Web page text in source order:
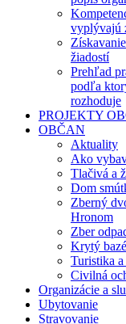
vyplývajú
žiadostí
Prehľad
podľa
rozhoduje
PROJEKTY
OBČAN
Aktuality
Ako
Tlačivá a
Dom
Zberný
Hronom
Zber
Krytý
Turistika a
Civilná
Organizácie a
Ubytovanie
Stravovanie